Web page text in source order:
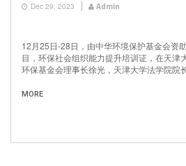
Dec 29, 2023 Admin
12月25日-28日，由中华环境保护基金会资
目，环保社会组织能力提升培训证，在天津
环保基金会理事长徐光，天津大学法学院院
MORE